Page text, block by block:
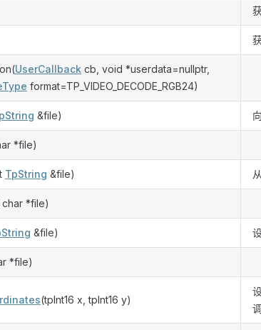
UserCallback cb, void *userdata=nullptr,
format=TP_VIDEO_DECODE_RGB24)
&file)
*file)
TpString &file)
*file)
&file)
*file)
(tpInt16 x, tpInt16 y)